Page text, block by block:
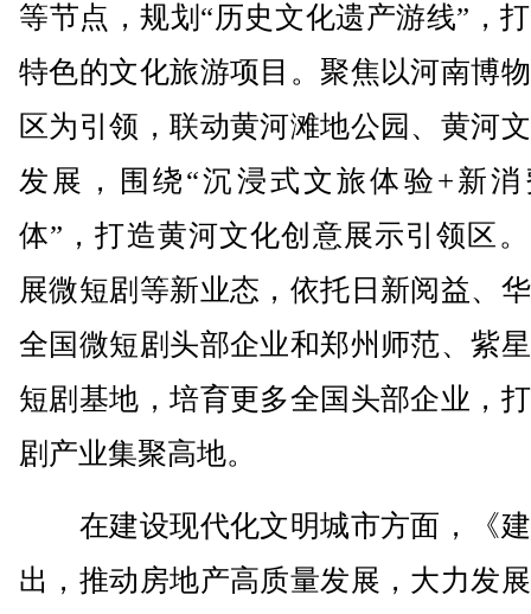
等节点，规划“历史文化遗产游线”，
特色的文化旅游项目。聚焦以河南博
区为引领，联动黄河滩地公园、黄河
发展，围绕“沉浸式文旅体验+新消
体”，打造黄河文化创意展示引领区
展微短剧等新业态，依托日新阅益、
全国微短剧头部企业和郑州师范、紫
短剧基地，培育更多全国头部企业，
剧产业集聚高地。
在建设现代化文明城市方面，《
出，推动房地产高质量发展，大力发